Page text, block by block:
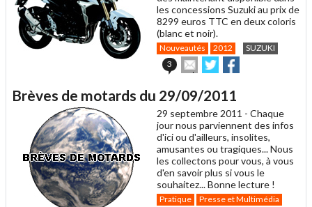
les concessions Suzuki au prix de
8299 euros TTC en deux coloris
(blanc et noir).
Nouveautés 2012
SUZUKI
3
Envoyer
cet
à
un
ami
Partager
sur sur
Brèves de motards du 29/09/2011
29 septembre 2011 - Chaque
jour nous parviennent des infos
d'ici ou d'ailleurs, insolites,
amusantes ou tragiques... Nous
les collectons pour vous, à vous
d'en savoir plus si vous le
souhaitez... Bonne lecture !
Pratique
Presse et Multimédia